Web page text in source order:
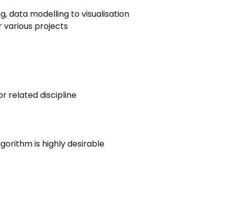
data modelling to visualisation
various projects
related discipline
is highly desirable